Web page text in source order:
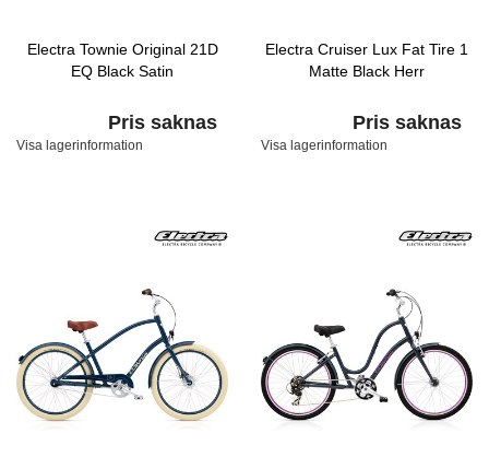
Electra Townie Original 21D
EQ Black Satin
Pris saknas
Visa lagerinformation
Electra Cruiser Lux Fat Tire 1
Matte Black Herr
Pris saknas
Visa lagerinformation